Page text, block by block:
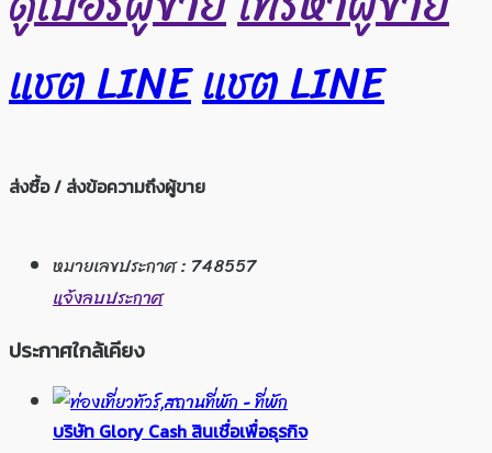
แชต LINEแชต LINE
ส่งซื้อ / ส่งข้อความถึงผู้ขาย
หมายเลขประกาศ : 748557
แจ้งลบประกาศ
ประกาศใกล้เคียง
บริษัท Glory Cash สินเชื่อเพื่อธุรกิจ